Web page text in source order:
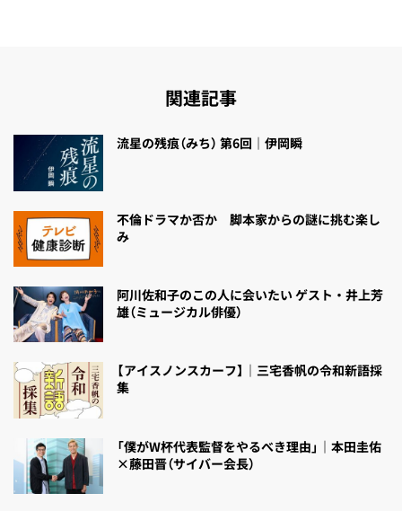
関連記事
流星の残痕（みち） 第6回｜伊岡瞬
不倫ドラマか否か 脚本家からの謎に挑む楽し
み
阿川佐和子のこの人に会いたい ゲスト・井上芳
雄（ミュージカル俳優）
【アイスノンスカーフ】｜三宅香帆の令和新語採
集
「僕がW杯代表監督をやるべき理由」｜本田圭佑
×藤田晋（サイバー会長）